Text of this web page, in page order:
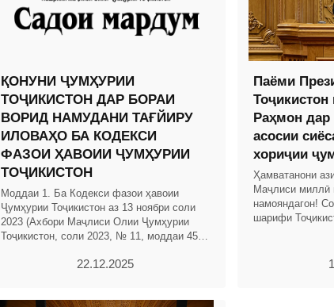
ҚОНУНИ ҶУМҲУРИИ
ТОҶИКИСТОН ДАР БОРАИ
ВОРИД НАМУДАНИ ТАҒЙИРУ
ИЛОВАҲО БА КОДЕКСИ
ФАЗОИ ҲАВОИИ ҶУМҲУРИИ
ТОҶИКИСТОН
Моддаи 1. Ба Кодекси фазои ҳавоии
Ҷумҳурии Тоҷикистон аз 13 ноябри соли
2023 (Ахбори Маҷлиси Олии Ҷумҳурии
Тоҷикистон, соли 2023, № 11, моддаи 456)
22.12.2025
Паёми
Раҳмон дар
асосии
хориҷии
Ҳамватанони
Маҷлиси миллӣ
намояндагон!
шарифи